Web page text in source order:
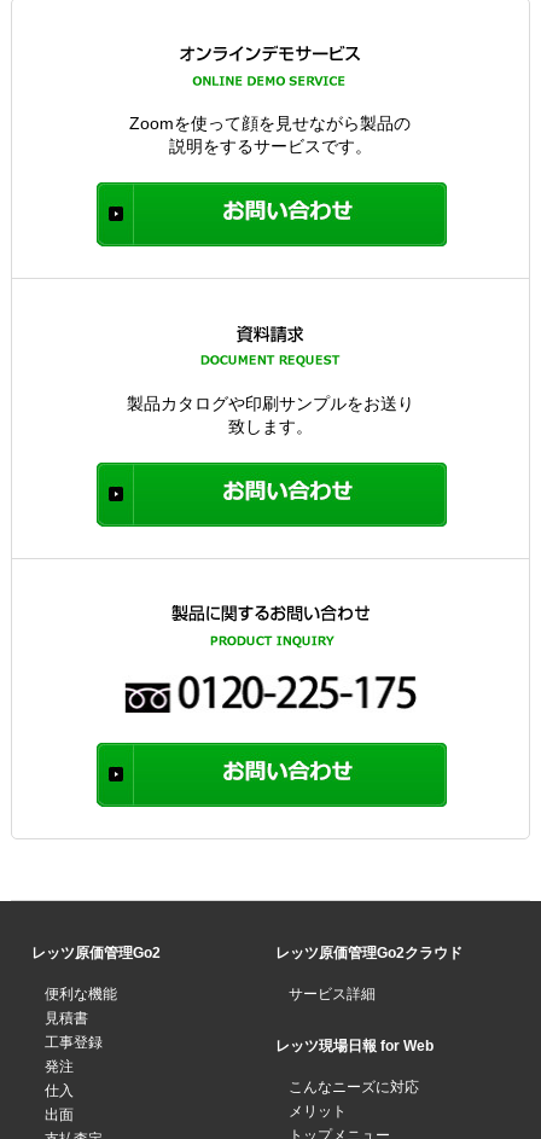
Zoomを使って顔を見せながら製品の
説明をするサービスです。
製品カタログや印刷サンプルをお送り
致します。
レッツ原価管理Go2
便利な機能
見積書
工事登録
発注
仕入
出面
レッツ原価管理Go2クラウド
サービス詳細
レッツ現場日報 for Web
こんなニーズに対応
メリット